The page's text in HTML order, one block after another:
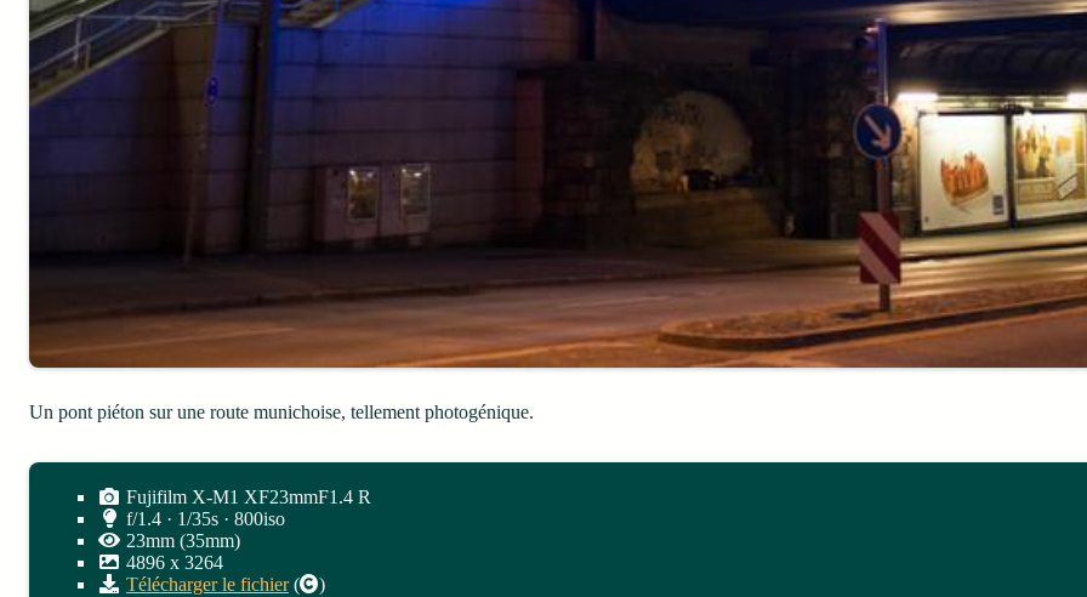
Un pont piéton sur une route munichoise, tellement photogénique.
Fujifilm X-M1 XF23mmF1.4 R
f/1.4 · 1/35s · 800iso
23mm (35mm)
4896 x 3264
Télécharger le fichier( )